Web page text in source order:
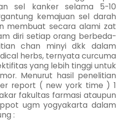
sel kanker selama 5-10
kemajuan sel darah
membuat secara alami zat
diri setiap orang berbeda-
chan minyi dkk dalam
herbs, ternyata curcuma
yang lebih tinggi untuk
Menurut hasil penelitian
report ( new york time ) 1
fakultas farmasi ataupun
ugm yogyakarta dalam
: